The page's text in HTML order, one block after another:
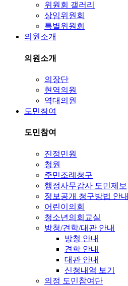
위원회 갤러리
상임위원회
특별위원회
의원소개
의원소개
의장단
현역의원
역대의원
도민참여
도민참여
진정민원
청원
주민조례청구
행정사무감사 도민제보
정보공개 청구방법 안내
어린이의회
청소년의회교실
방청/견학/대관 안내
방청 안내
견학 안내
대관 안내
신청내역 보기
의정 도민참여단